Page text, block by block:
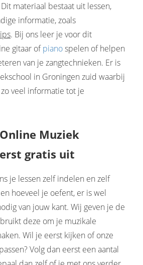
materiaal bestaat uit lessen,
informatie, zoals
. Bij ons leer je voor dit
gitaar ofpianospelen of helpen
van je zangtechnieken. Er is
in Groningen zuid waarbij
veel informatie tot je
Muziek
gratis uit
je lessen zelf indelen en zelf
hoeveel je oefent, er is wel
van jouw kant. Wij geven je de
deze om je muzikale
Wil je eerst kijken of onze
Volg dan eerst een aantal